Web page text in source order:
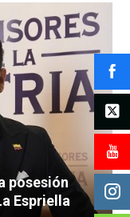
posesión
Espriella